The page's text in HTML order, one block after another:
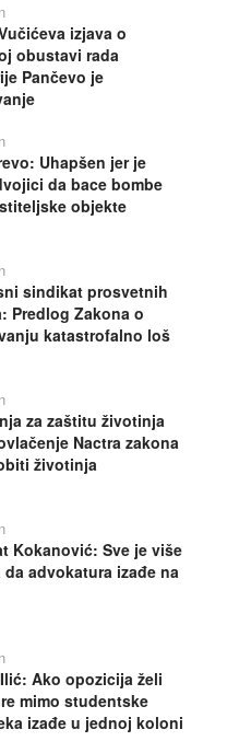
izjava o
obustavi rada
Pančevo je
Uhapšen jer je
da bace bombe
objekte
sindikat prosvetnih
Predlog Zakona o
katastrofalno loš
za zaštitu životinja
Nactra zakona
životinja
Kokanović: Sve je više
da advokatura izađe na
Ako opozicija želi
mimo studentske
izađe u jednoj koloni